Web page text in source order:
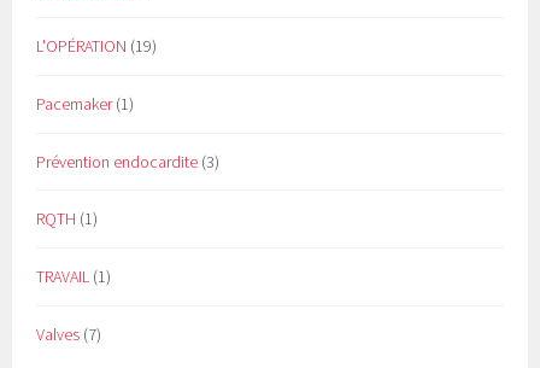
L'OPÉRATION (19)
Pacemaker(1)
Prévention endocardite (3)
RQTH (1)
TRAVAIL (1)
Valves (7)